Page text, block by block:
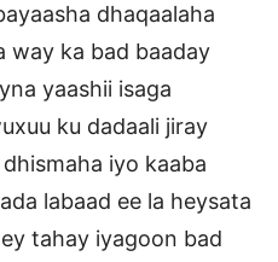
dhaqaalaha
way ka bad baaday
yaashii isaga
ku dadaali jiray
iyo kaaba
labaad ee la heysata
tahay iyagoon bad